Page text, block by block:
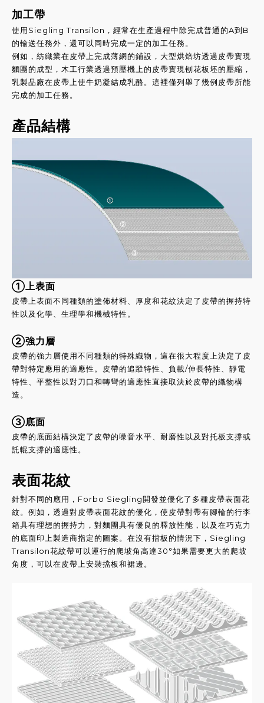
加工帶
使用Siegling Transilon，經常在生產過程中除完成普通的A到B
的輸送任務外，還可以同時完成一定的加工任務。
例如，紡織業在皮帶上完成薄網的鋪設，大型烘焙坊透過皮帶實現
麵團的成型，木工行業透過預壓機上的皮帶實現刨花板坯的壓縮，
乳製品廠在皮帶上使牛奶凝結成乳酪。這裡僅列舉了幾例皮帶所能
完成的加工任務。
產品結構
①上表面
皮帶上表面不同種類的塗佈材料、厚度和花紋決定了皮帶的握持特
性以及化學、生理學和機械特性。
②強力層
皮帶的強力層使用不同種類的特殊織物，這在很大程度上決定了皮
帶對特定應用的適應性。皮帶的追蹤特性、負載/伸長特性、靜電
特性、平整性以對刀口和轉彎的適應性直接取決於皮帶的織物構
造。
③底面
皮帶的底面結構決定了皮帶的噪音水平、耐磨性以及對托板支撐或
託輥支撐的適應性。
表面花紋
針對不同的應用，Forbo Siegling開發並優化了多種皮帶表面花
紋。例如，透過對皮帶表面花紋的優化，使皮帶對帶有腳輪的行李
箱具有理想的握持力，對麵團具有優良的釋放性能，以及在巧克力
的底面印上製造商指定的圖案。 在沒有擋板的情況下，Siegling
Transilon花紋帶可以運行的爬坡角高達30°如果需要更大的爬坡
角度，可以在皮帶上安裝擋板和裙邊。